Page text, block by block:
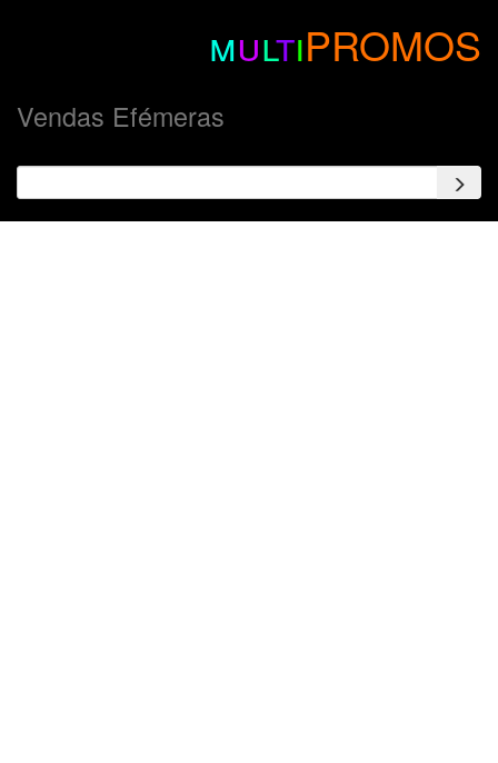
multiPROMOS
Vendas Efémeras